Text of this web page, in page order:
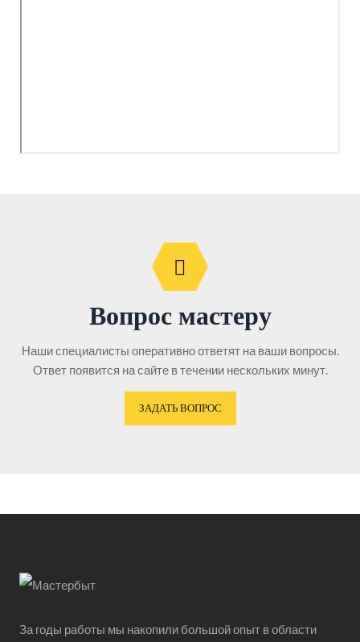
Вопрос мастеру
Наши специалисты оперативно ответят на ваши вопросы.
Ответ появится на сайте в течении нескольких минут.
ЗАДАТЬ ВОПРОС
За годы работы мы накопили большой опыт в области